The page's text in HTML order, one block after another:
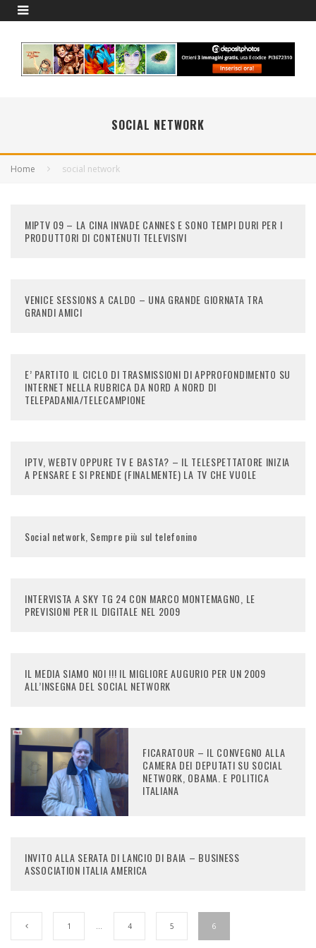
SOCIAL NETWORK
Home social network
MIPTV 09 – LA CINA INVADE CANNES E SONO TEMPI DURI PER I
PRODUTTORI DI CONTENUTI TELEVISIVI
VENICE SESSIONS A CALDO – UNA GRANDE GIORNATA TRA
GRANDI AMICI
E’ PARTITO IL CICLO DI TRASMISSIONI DI APPROFONDIMENTO SU
INTERNET NELLA RUBRICA DA NORD A NORD DI
TELEPADANIA/TELECAMPIONE
IPTV, WEBTV OPPURE TV E BASTA? – IL TELESPETTATORE INIZIA
A PENSARE E SI PRENDE (FINALMENTE) LA TV CHE VUOLE
Social network, Sempre più sul telefonino
INTERVISTA A SKY TG 24 CON MARCO MONTEMAGNO, LE
PREVISIONI PER IL DIGITALE NEL 2009
IL MEDIA SIAMO NOI !!! IL MIGLIORE AUGURIO PER UN 2009
ALL’INSEGNA DEL SOCIAL NETWORK
FICARATOUR – IL CONVEGNO ALLA
CAMERA DEI DEPUTATI SU SOCIAL
NETWORK, OBAMA. E POLITICA
ITALIANA
INVITO ALLA SERATA DI LANCIO DI BAIA – BUSINESS
ASSOCIATION ITALIA AMERICA
1 4 5 6